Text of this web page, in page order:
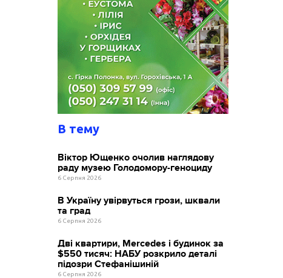
В тему
Віктор Ющенко очолив наглядову
раду музею Голодомору-геноциду
6 Серпня 2026
В Україну увірвуться грози, шквали
та град
6 Серпня 2026
Дві квартири, Mercedes і будинок за
$550 тисяч: НАБУ розкрило деталі
підозри Стефанішиній
6 Серпня 2026